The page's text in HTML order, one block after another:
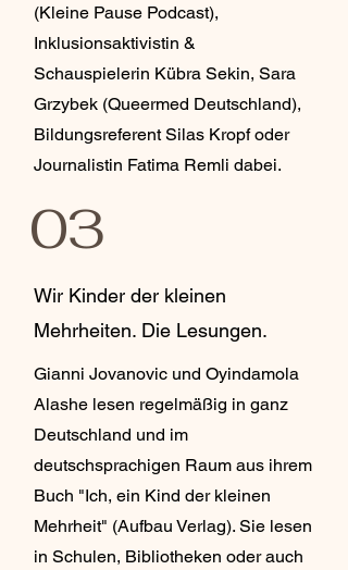
(Kleine Pause Podcast),
Inklusionsaktivistin &
Schauspielerin Kübra Sekin, Sara
Grzybek (Queermed Deutschland),
Bildungsreferent Silas Kropf oder
Journalistin Fatima Remli dabei.
03
Wir Kinder der kleinen
Mehrheiten. Die Lesungen.
Gianni Jovanovic und Oyindamola
Alashe lesen regelmäßig in ganz
Deutschland und im
deutschsprachigen Raum aus ihrem
Buch "Ich, ein Kind der kleinen
Mehrheit" (Aufbau Verlag). Sie lesen
in Schulen, Bibliotheken oder auch